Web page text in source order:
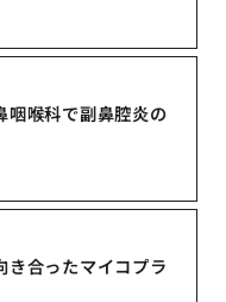
咽喉科で副鼻腔炎の
き合ったマイコプラ